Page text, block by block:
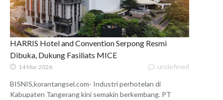
HARRIS Hotel and Convention Serpong Resmi
Dibuka, Dukung Fasiliats MICE
14 Mar 2026 undefined
BISNIS,korantangsel.com- Industri perhotelan di
Kabupaten Tangerang kini semakin berkembang. PT